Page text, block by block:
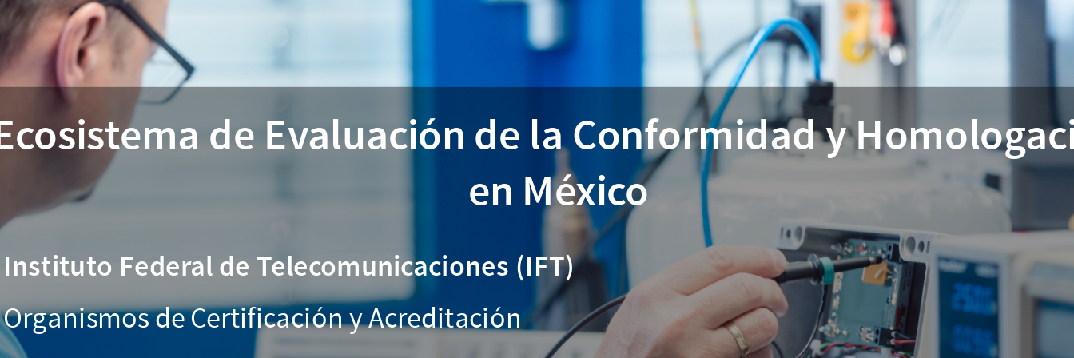
de Evaluación de la Conformidad y
en México
Instituto Federal de Telecomunicaciones (IFT)
Organismos de Certificación y Acreditación
Ecosistema
de
Evaluación
de
la
Conformidad
y
Homologación
en
México